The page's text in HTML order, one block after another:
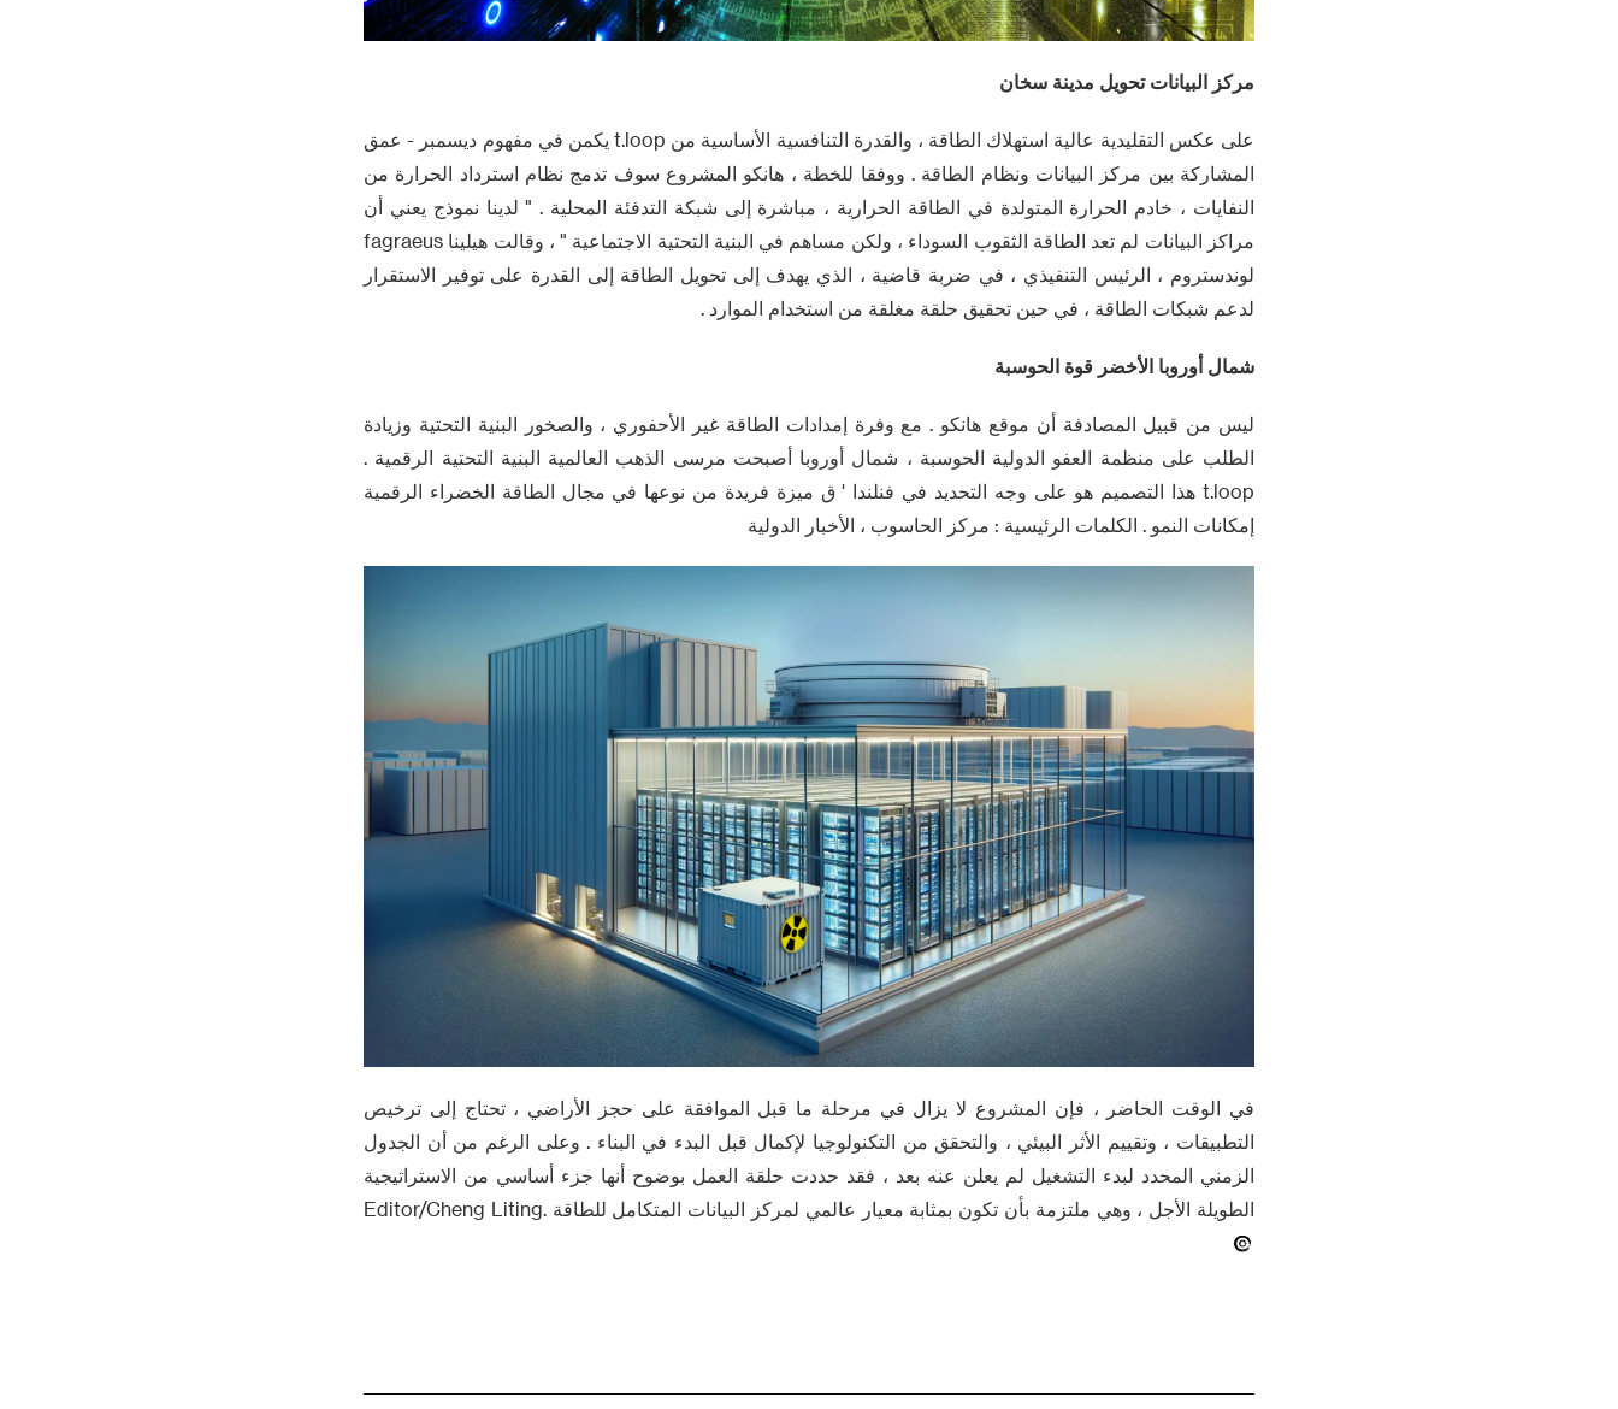
مركز البيانات تحويل مدينة سخان
على عكس التقليدية عالية استهلاك الطاقة ، والقدرة التنافسية الأساسية من t.loop يكمن في مفهوم ديسمبر - عمق
المشاركة بين مركز البيانات ونظام الطاقة . ووفقا للخطة ، هانكو المشروع سوف تدمج نظام استرداد الحرارة من
النفايات ، خادم الحرارة المتولدة في الطاقة الحرارية ، مباشرة إلى شبكة التدفئة المحلية . " لدينا نموذج يعني أن
مراكز البيانات لم تعد الطاقة الثقوب السوداء ، ولكن مساهم في البنية التحتية الاجتماعية " ، وقالت هيلينا fagraeus
لوندستروم ، الرئيس التنفيذي ، في ضربة قاضية ، الذي يهدف إلى تحويل الطاقة إلى القدرة على توفير الاستقرار
لدعم شبكات الطاقة ، في حين تحقيق حلقة مغلقة من استخدام الموارد .
شمال أوروبا الأخضر قوة الحوسبة
ليس من قبيل المصادفة أن موقع هانكو . مع وفرة إمدادات الطاقة غير الأحفوري ، والصخور البنية التحتية وزيادة
الطلب على منظمة العفو الدولية الحوسبة ، شمال أوروبا أصبحت مرسى الذهب العالمية البنية التحتية الرقمية .
t.loop هذا التصميم هو على وجه التحديد في فنلندا ' ق ميزة فريدة من نوعها في مجال الطاقة الخضراء الرقمية
إمكانات النمو . الكلمات الرئيسية : مركز الحاسوب ، الأخبار الدولية
في الوقت الحاضر ، فإن المشروع لا يزال في مرحلة ما قبل الموافقة على حجز الأراضي ، تحتاج إلى ترخيص
التطبيقات ، وتقييم الأثر البيئي ، والتحقق من التكنولوجيا لإكمال قبل البدء في البناء . وعلى الرغم من أن الجدول
الزمني المحدد لبدء التشغيل لم يعلن عنه بعد ، فقد حددت حلقة العمل بوضوح أنها جزء أساسي من الاستراتيجية
الطويلة الأجل ، وهي ملتزمة بأن تكون بمثابة معيار عالمي لمركز البيانات المتكامل للطاقة .Editor/Cheng Liting